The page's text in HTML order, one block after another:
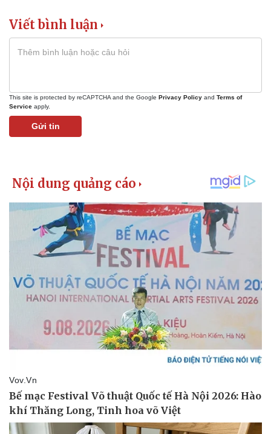
Bất động sản
Khởi nghiệp
Thị trường
Giá vàng
Tiêu dùng
Tỷ giá
Chứng khoán
Giá cà phê
Viết bình luận
This site is protected by reCAPTCHA and the Google Privacy Policy and Terms of
Service apply.
Gửi tin